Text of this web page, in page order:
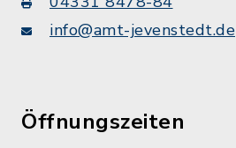
info@amt-jevenstedt.de
Öffnungszeiten